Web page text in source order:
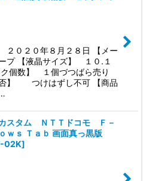
０２０年８月２８日 【メー
【液晶サイズ】 １０.１
個数】 １個づつばら売り
否】 つけはずし不可 【商品
スタム ＮＴＴドコモ Ｆ－
ｗｓ Ｔａｂ 画面真っ黒版
02K]